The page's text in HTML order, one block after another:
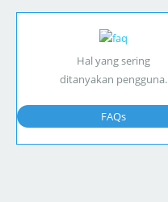
Hal yang sering
ditanyakan pengguna.
FAQs